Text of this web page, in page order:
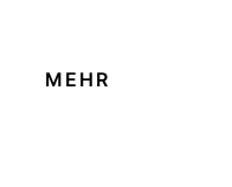
MEHR